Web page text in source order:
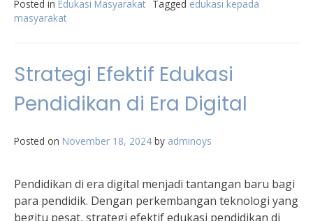
Posted in Edukasi Masyarakat Tagged edukasi kepada
masyarakat
Strategi Efektif Edukasi
Pendidikan di Era Digital
Posted on November 18, 2024 by adminoys
Pendidikan di era digital menjadi tantangan baru bagi
para pendidik. Dengan perkembangan teknologi yang
begitu pesat, strategi efektif edukasi pendidikan di